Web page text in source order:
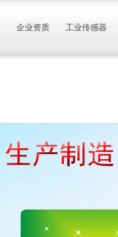
企业资质 工业传感器